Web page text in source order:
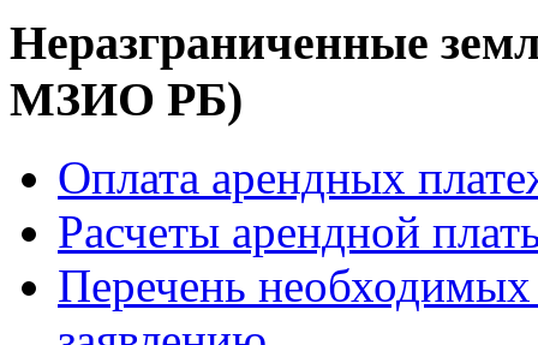
Неразграниченные
МЗИО РБ)
Оплата арендных
Расчеты арендной
Перечень